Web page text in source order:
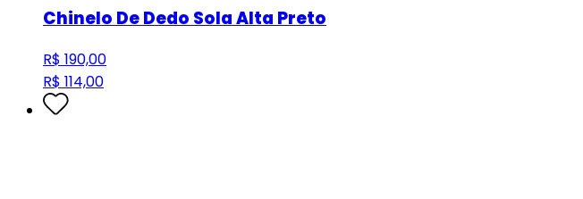
Chinelo De Dedo Sola Alta Preto
R$ 190,00
R$ 114,00